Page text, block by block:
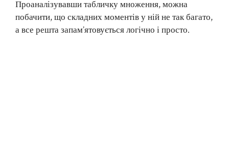
Проаналізувавши табличку множення, можна
побачити, що складних моментів у ній не так багато,
а все решта запам’ятовується логічно і просто.